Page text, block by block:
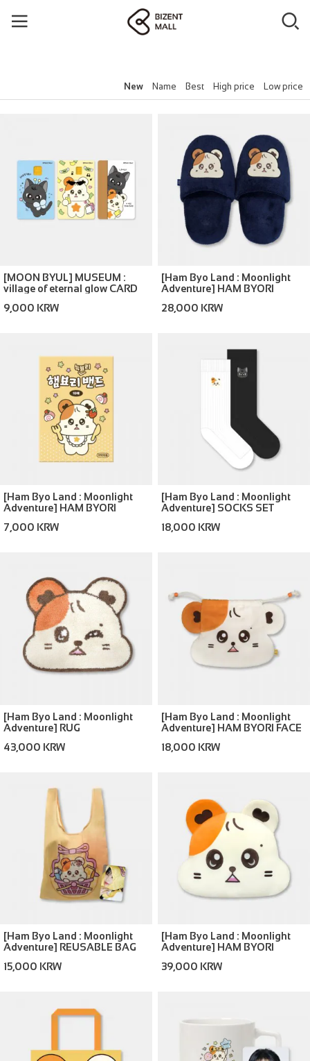
New Name Best High price Low price
[MOON BYUL] MUSEUM :
village of eternal glow CARD
9,000 KRW
[Ham Byo Land : Moonlight
Adventure] HAM BYORI
28,000 KRW
[Ham Byo Land : Moonlight
Adventure] HAM BYORI
7,000 KRW
[Ham Byo Land : Moonlight
Adventure] SOCKS SET
18,000 KRW
[Ham Byo Land : Moonlight
Adventure] RUG
43,000 KRW
[Ham Byo Land : Moonlight
Adventure] HAM BYORI FACE
18,000 KRW
[Ham Byo Land : Moonlight
Adventure] REUSABLE BAG
15,000 KRW
[Ham Byo Land : Moonlight
Adventure] HAM BYORI
39,000 KRW